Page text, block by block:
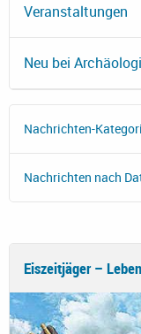
Veranstaltungen
Neu bei
Nachrichten-
Nachrichten nach
Eiszeitjäger –